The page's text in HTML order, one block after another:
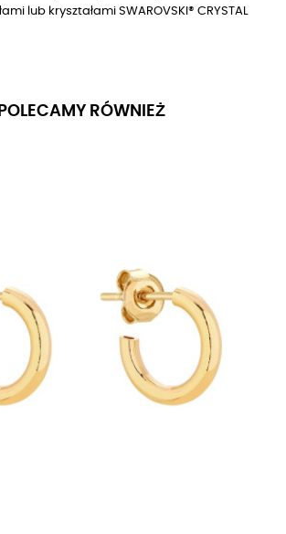
lub kryształami SWAROVSKI® CRYSTAL
POLECAMY RÓWNIEŻ